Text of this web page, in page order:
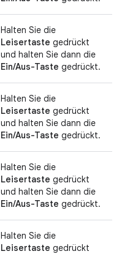
Halten Sie die
Leisertaste gedrückt
und halten Sie dann die
Ein/Aus-Taste gedrückt.
Halten Sie die
Leisertaste gedrückt
und halten Sie dann die
Ein/Aus-Taste gedrückt.
Halten Sie die
Leisertaste gedrückt
und halten Sie dann die
Ein/Aus-Taste gedrückt.
Halten Sie die
Leisertaste gedrückt